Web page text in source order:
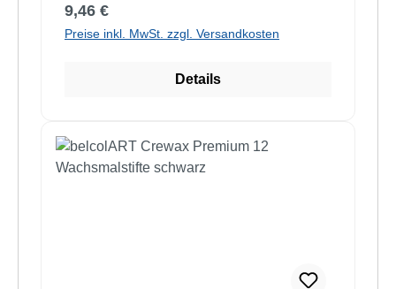
Regulärer Preis:
9,46 €
Preise inkl. MwSt. zzgl. Versandkosten
Details